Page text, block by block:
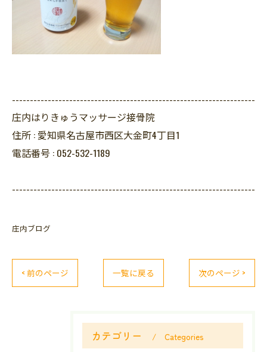
--------------------------------------------------------------------
庄内はりきゅうマッサージ接骨院
住所 : 愛知県名古屋市西区大金町4丁目1
電話番号 : 052-532-1189
--------------------------------------------------------------------
庄内ブログ
< 前のページ 一覧に戻る 次のページ >
カテゴリー Categories